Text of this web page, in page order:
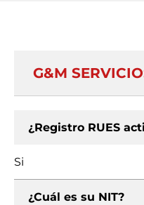
G&M
¿Registro RUES
Si
¿Cuál es su NIT?